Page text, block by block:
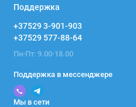
Поддержка
+37529 3-901-903
+37529 577-88-64
Пн-Пт: 9.00-18.00
Поддержка в мессенджере
Мы в сети